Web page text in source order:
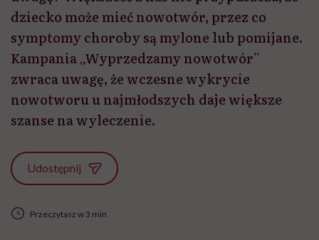
dziecko może mieć nowotwór, przez co
symptomy choroby są mylone lub pomijane.
Kampania „Wyprzedzamy nowotwór”
zwraca uwagę, że wczesne wykrycie
nowotworu u najmłodszych daje większe
szanse na wyleczenie.
Udostępnij
Przeczytasz w 3 min